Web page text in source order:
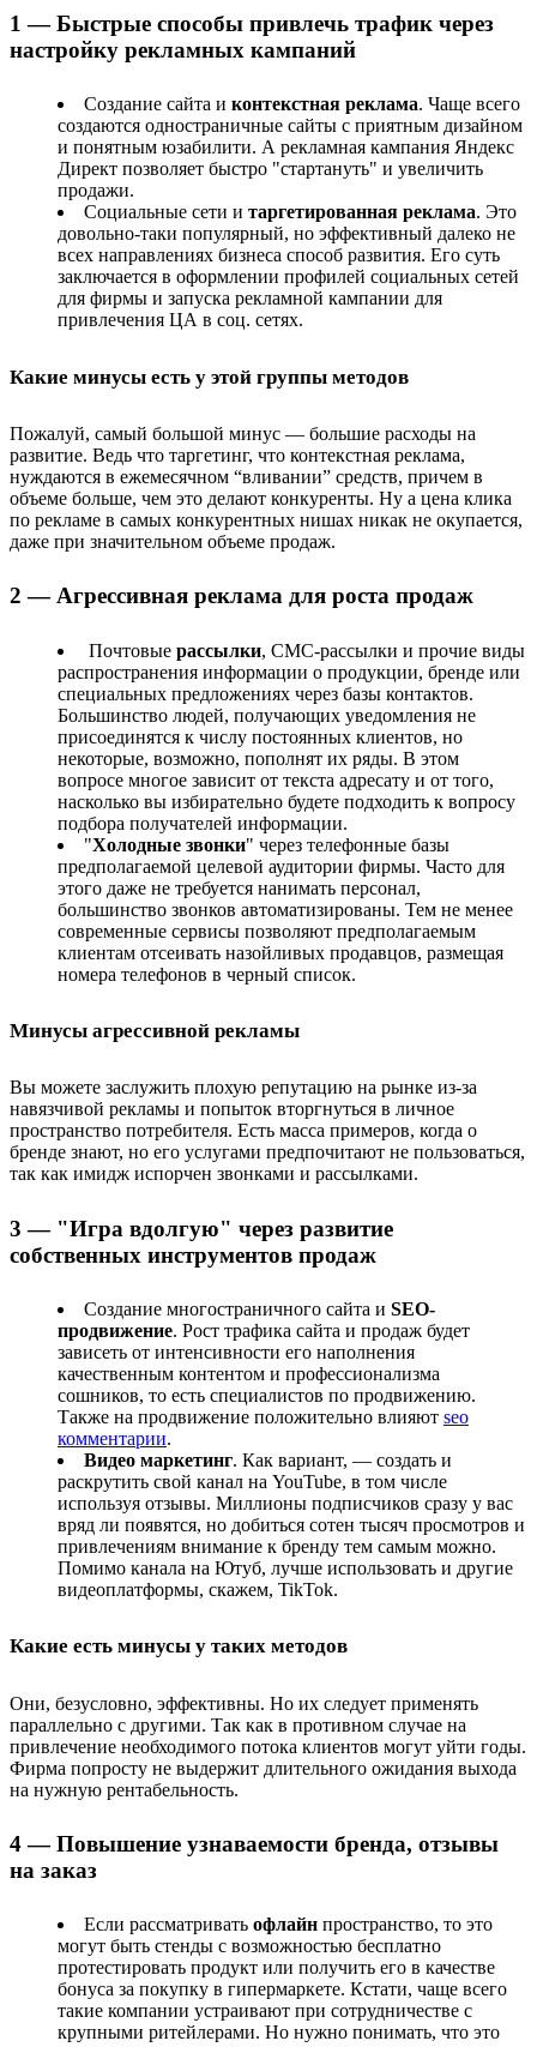
1 — Быстрые способы привлечь трафик через
настройку рекламных кампаний
Создание сайта и контекстная реклама. Чаще всего
создаются одностраничные сайты с приятным дизайном
и понятным юзабилити. А рекламная кампания Яндекс
Директ позволяет быстро "стартануть" и увеличить
продажи.
Социальные сети и таргетированная реклама. Это
довольно-таки популярный, но эффективный далеко не
всех направлениях бизнеса способ развития. Его суть
заключается в оформлении профилей социальных сетей
для фирмы и запуска рекламной кампании для
привлечения ЦА в соц. сетях.
Какие минусы есть у этой группы методов
Пожалуй, самый большой минус — большие расходы на
развитие. Ведь что таргетинг, что контекстная реклама,
нуждаются в ежемесячном “вливании” средств, причем в
объеме больше, чем это делают конкуренты. Ну а цена клика
по рекламе в самых конкурентных нишах никак не окупается,
даже при значительном объеме продаж.
2 — Агрессивная реклама для роста продаж
Почтовые рассылки, СМС-рассылки и прочие виды
распространения информации о продукции, бренде или
специальных предложениях через базы контактов.
Большинство людей, получающих уведомления не
присоединятся к числу постоянных клиентов, но
некоторые, возможно, пополнят их ряды. В этом
вопросе многое зависит от текста адресату и от того,
насколько вы избирательно будете подходить к вопросу
подбора получателей информации.
"Холодные звонки" через телефонные базы
предполагаемой целевой аудитории фирмы. Часто для
этого даже не требуется нанимать персонал,
большинство звонков автоматизированы. Тем не менее
современные сервисы позволяют предполагаемым
клиентам отсеивать назойливых продавцов, размещая
номера телефонов в черный список.
Минусы агрессивной рекламы
Вы можете заслужить плохую репутацию на рынке из-за
навязчивой рекламы и попыток вторгнуться в личное
пространство потребителя. Есть масса примеров, когда о
бренде знают, но его услугами предпочитают не пользоваться,
так как имидж испорчен звонками и рассылками.
3 — "Игра вдолгую" через развитие
собственных инструментов продаж
Создание многостраничного сайта и SEO-
продвижение. Рост трафика сайта и продаж будет
зависеть от интенсивности его наполнения
качественным контентом и профессионализма
сошников, то есть специалистов по продвижению.
Также на продвижение положительно влияют seo
комментарии.
Видео маркетинг. Как вариант, — создать и
раскрутить свой канал на YouTube, в том числе
используя отзывы. Миллионы подписчиков сразу у вас
вряд ли появятся, но добиться сотен тысяч просмотров и
привлечениям внимание к бренду тем самым можно.
Помимо канала на Ютуб, лучше использовать и другие
видеоплатформы, скажем, TikTok.
Какие есть минусы у таких методов
Они, безусловно, эффективны. Но их следует применять
параллельно с другими. Так как в противном случае на
привлечение необходимого потока клиентов могут уйти годы.
Фирма попросту не выдержит длительного ожидания выхода
на нужную рентабельность.
4 — Повышение узнаваемости бренда, отзывы
на заказ
Если рассматривать офлайн пространство, то это
могут быть стенды с возможностью бесплатно
протестировать продукт или получить его в качестве
бонуса за покупку в гипермаркете. Кстати, чаще всего
такие компании устраивают при сотрудничестве с
крупными ритейлерами. Но нужно понимать, что это